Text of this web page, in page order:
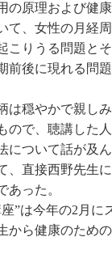
の原理および健
て、女性の月経
こりうる問題と
前後に現れる問
は穏やかで親し
ので、聴講した
について話が及
、直接西野先生
あった。
”は今年の2月
から健康のため